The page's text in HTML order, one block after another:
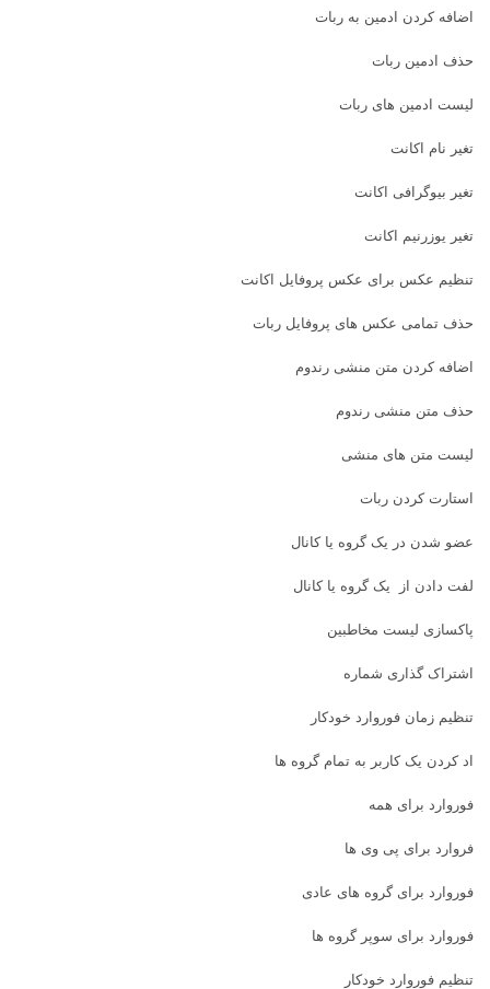
اضافه کردن ادمین به ربات
حذف ادمین ربات
لیست ادمین های ربات
تغیر نام اکانت
تغیر بیوگرافی اکانت
تغیر یوزرنیم اکانت
تنظیم عکس برای عکس پروفایل اکانت
حذف تمامی عکس های پروفایل ربات
اضافه کردن متن منشی رندوم
حذف متن منشی رندوم
لیست متن های منشی
استارت کردن ربات
عضو شدن در یک گروه یا کانال
لفت دادن از یک گروه یا کانال
پاکسازی لیست مخاطبین
اشتراک گذاری شماره
تنظیم زمان فوروارد خودکار
اد کردن یک کاربر به تمام گروه ها
فوروارد برای همه
فروارد برای پی وی ها
فوروارد برای گروه های عادی
فوروارد برای سوپر گروه ها
تنظیم فوروارد خودکار